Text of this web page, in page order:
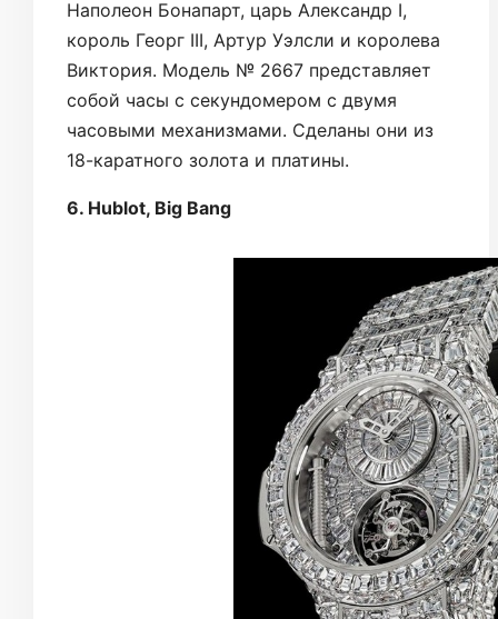
Наполеон Бонапарт, царь Александр I,
король Георг III, Артур Уэлсли и королева
Виктория. Модель № 2667 представляет
собой часы с секундомером с двумя
часовыми механизмами. Сделаны они из
18-каратного золота и платины.
6. Hublot, Big Bang